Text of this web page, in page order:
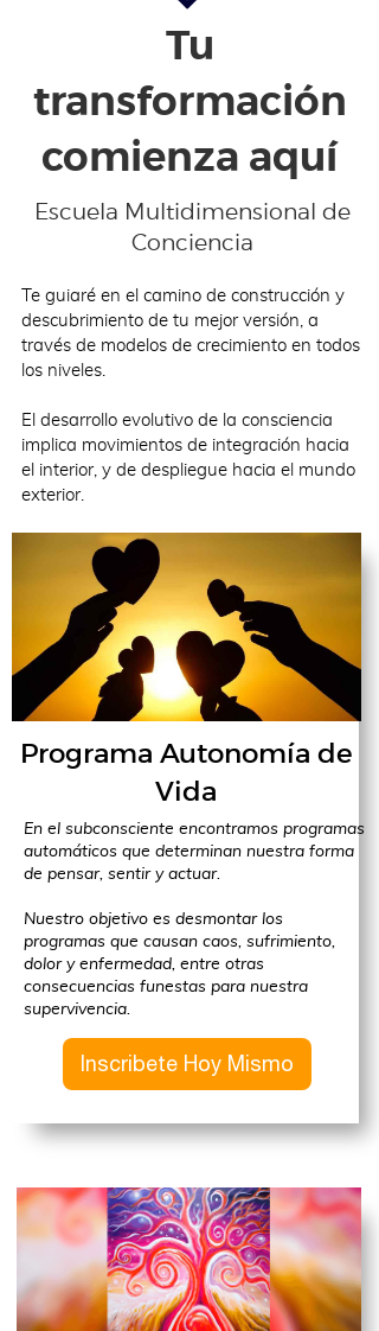
En el subconsciente encontramos programas
automáticos que determinan nuestra forma
de pensar, sentir y actuar.
Nuestro objetivo es desmontar los
programas que causan caos, sufrimiento,
dolor y enfermedad, entre otras
consecuencias funestas para nuestra
supervivencia.
Programa Autonomía de
Vida
Inscribete Hoy Mismo
Tu
transformación
comienza aquí
Escuela Multidimensional de
Conciencia
Te guiaré en el camino de construcción y
descubrimiento de tu mejor versión, a
través de modelos de crecimiento en todos
los niveles.
El desarrollo evolutivo de la consciencia
implica movimientos de integración hacia
el interior, y de despliegue hacia el mundo
exterior.